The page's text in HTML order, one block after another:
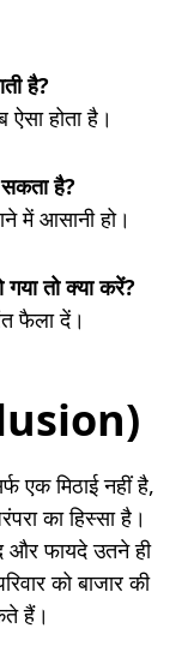
है?
होता है।
सकता है?
में आसानी हो।
तो क्या करें?
फैला दें।
एक मिठाई नहीं है,
का हिस्सा है।
और फायदे उतने ही
को बाजार की
हैं।